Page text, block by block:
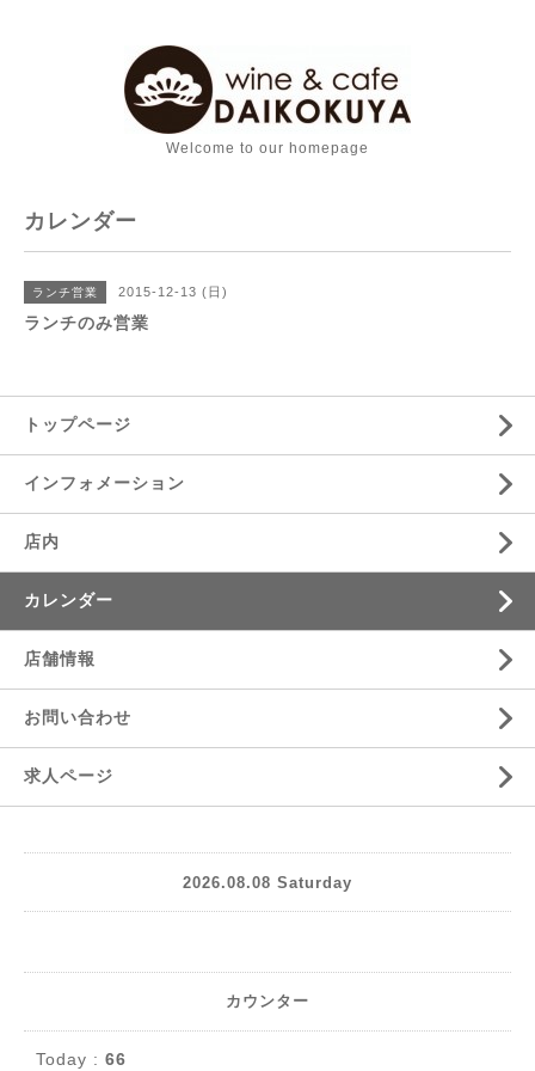
Welcome to our homepage
カレンダー
ランチ営業 2015-12-13 (日)
ランチのみ営業
トップページ
インフォメーション
店内
カレンダー
店舗情報
お問い合わせ
求人ページ
2026.08.08 Saturday
カウンター
Today : 66